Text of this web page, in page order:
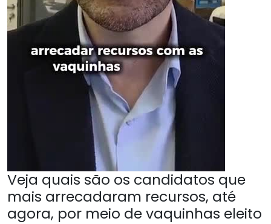
Veja quais são os candidatos que
mais arrecadaram recursos, até
agora, por meio de vaquinhas eleito